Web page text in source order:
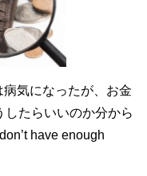
気になったが、お金
たらいいのか分から
have enough